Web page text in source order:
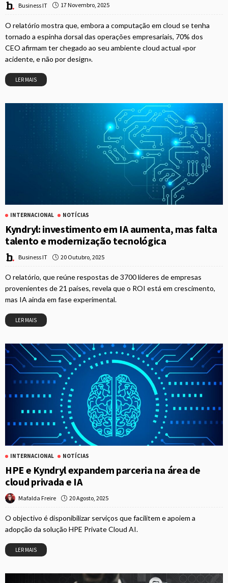
Business IT 17 Novembro, 2025
O relatório mostra que, embora a computação em cloud se tenha
tornado a espinha dorsal das operações empresariais, 70% dos
CEO afirmam ter chegado ao seu ambiente cloud actual «por
acidente, e não por design».
LER MAIS
INTERNACIONAL NOTÍCIAS
Kyndryl: investimento em IA aumenta, mas falta
talento e modernização tecnológica
Business IT 20 Outubro, 2025
O relatório, que reúne respostas de 3700 líderes de empresas
provenientes de 21 países, revela que o ROI está em crescimento,
mas IA ainda em fase experimental.
LER MAIS
INTERNACIONAL NOTÍCIAS
HPE e Kyndryl expandem parceria na área de
cloud privada e IA
Mafalda Freire 20 Agosto, 2025
O objectivo é disponibilizar serviços que facilitem e apoiem a
adopção da solução HPE Private Cloud AI.
LER MAIS